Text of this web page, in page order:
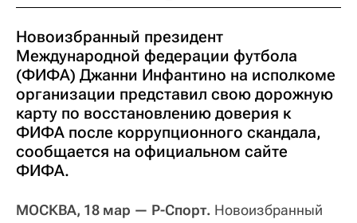
Новоизбранный президент
Международной федерации футбола
(ФИФА) Джанни Инфантино на исполкоме
организации представил свою дорожную
карту по восстановлению доверия к
ФИФА после коррупционного скандала,
сообщается на официальном сайте
ФИФА.
МОСКВА, 18 мар — Р-Спорт. Новоизбранный